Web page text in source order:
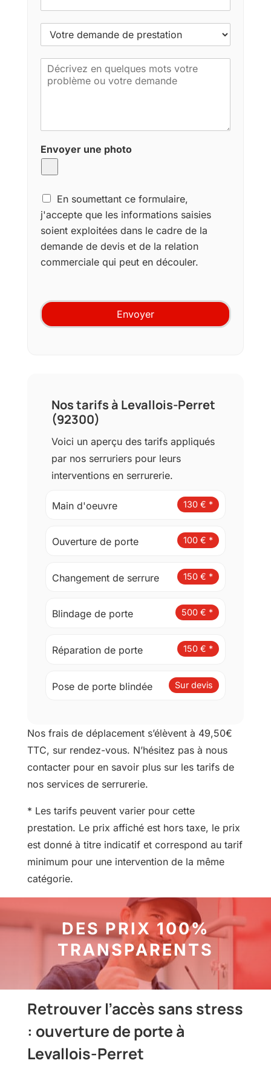
d
e
d
p
r
e
s
t
a
n
*
M
Envoyer une photo
C
o
n
s
e
t
e
n
En soumettant ce formulaire,
j'accepte que les informations saisies
soient exploitées dans le cadre de la
demande de devis et de la relation
commerciale qui peut en découler.
Envoyer
Nos tarifs à Levallois-Perret
(92300)
Voici un aperçu des tarifs appliqués
par nos serruriers pour leurs
interventions en serrurerie.
Main d'oeuvre 130 € *
Ouverture de porte 100 € *
Changement de serrure 150 € *
Blindage de porte 500 € *
Réparation de porte 150 € *
Pose de porte blindée Sur devis
Nos frais de déplacement s’élèvent à 49,50€
TTC, sur rendez-vous. N’hésitez pas à nous
contacter pour en savoir plus sur les tarifs de
nos services de serrurerie.
* Les tarifs peuvent varier pour cette
prestation. Le prix affiché est hors taxe, le prix
est donné à titre indicatif et correspond au tarif
minimum pour une intervention de la même
catégorie.
DES PRIX 100%
TRANSPARENTS
Retrouver l’accès sans stress
: ouverture de porte à
Levallois-Perret